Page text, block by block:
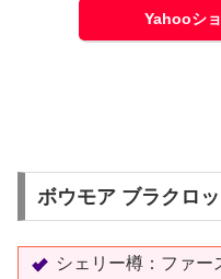
Yahooシ
ボウモア ブラクロ
シェリー樽： ファー